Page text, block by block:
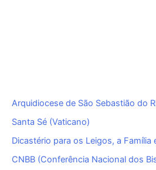
Arquidiocese de São Sebastião do
Santa Sé (Vaticano)
Dicastério para os Leigos, a Família
CNBB (Conferência Nacional dos